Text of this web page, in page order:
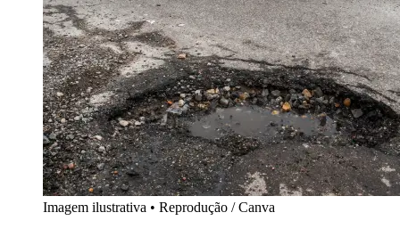
Imagem ilustrativa • Reprodução / Canva